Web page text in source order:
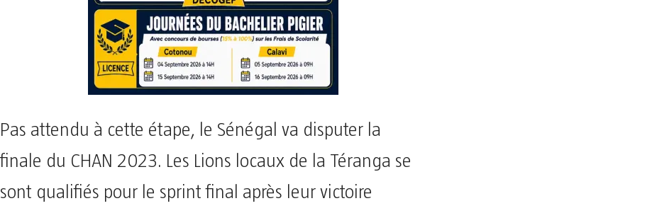
Pas attendu à cette étape, le Sénégal va disputer la
finale du CHAN 2023. Les Lions locaux de la Téranga se
sont qualifiés pour le sprint final après leur victoire